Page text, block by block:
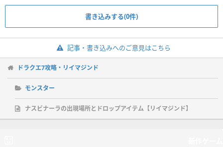
書き込みする(0件)
記事・書き込みへのご意見はこちら
ドラクエ7攻略・リイマジンド
モンスター
ナスビナーラの出現場所とドロップアイテム【リイマジンド】